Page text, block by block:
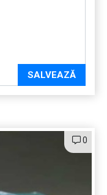
SALVEAZĂ
0